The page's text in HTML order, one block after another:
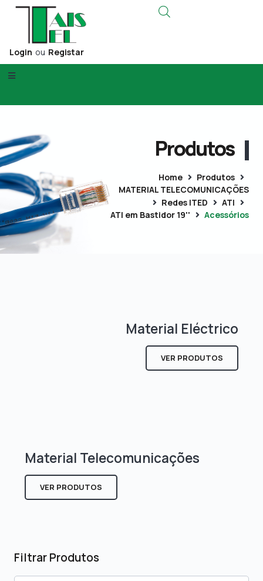
Login ou Registar
Produtos
Home
Produtos
MATERIAL TELECOMUNICAÇÕES
Redes ITED
ATI
ATI em Bastidor 19''
Acessórios
Filtrar Produtos
Material Eléctrico
VER PRODUTOS
Material Telecomunicações
VER PRODUTOS